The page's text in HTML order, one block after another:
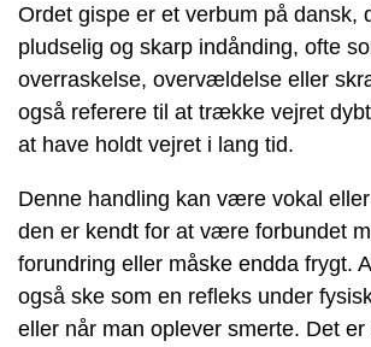
Ordet gispe er et verbum på dansk,
pludselig og skarp indånding, ofte
overraskelse, overvældelse eller
også referere til at trække vejret
at have holdt vejret i lang tid.
Denne handling kan være vokal
den er kendt for at være forbundet
forundring eller måske endda frygt.
også ske som en refleks under
eller når man oplever smerte. Det er